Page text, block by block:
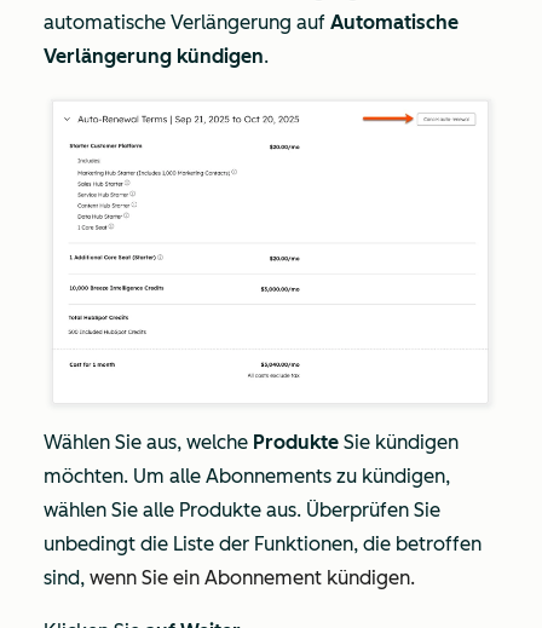
automatische Verlängerung auf Automatische
Verlängerung kündigen.
Wählen Sie aus, welche Produkte Sie kündigen
möchten. Um alle Abonnements zu kündigen,
wählen Sie alle Produkte aus. Überprüfen Sie
unbedingt die Liste der Funktionen, die betroffen
sind, wenn Sie ein Abonnement kündigen.